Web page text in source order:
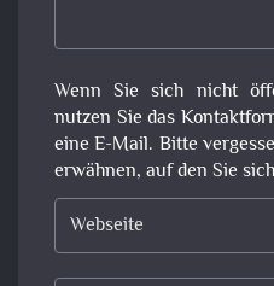
Wenn Sie sich nicht
nutzen Sie das
eine E-Mail. Bitte
erwähnen, auf den Sie